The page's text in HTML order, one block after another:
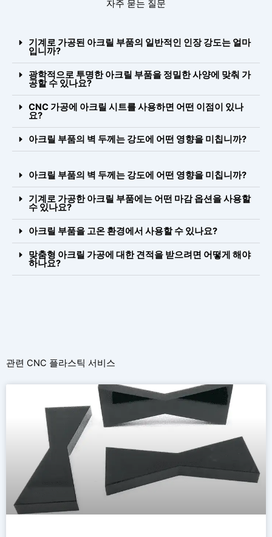
자주 묻는 질문
기계로 가공된 아크릴 부품의 일반적인 인장 강도는 얼마
입니까?
광학적으로 투명한 아크릴 부품을 정밀한 사양에 맞춰 가
공할 수 있나요?
CNC 가공에 아크릴 시트를 사용하면 어떤 이점이 있나
요?
아크릴 부품의 벽 두께는 강도에 어떤 영향을 미칩니까?
아크릴 부품의 벽 두께는 강도에 어떤 영향을 미칩니까?
기계로 가공한 아크릴 부품에는 어떤 마감 옵션을 사용할
수 있나요?
아크릴 부품을 고온 환경에서 사용할 수 있나요?
맞춤형 아크릴 가공에 대한 견적을 받으려면 어떻게 해야
하나요?
관련 CNC 플라스틱 서비스